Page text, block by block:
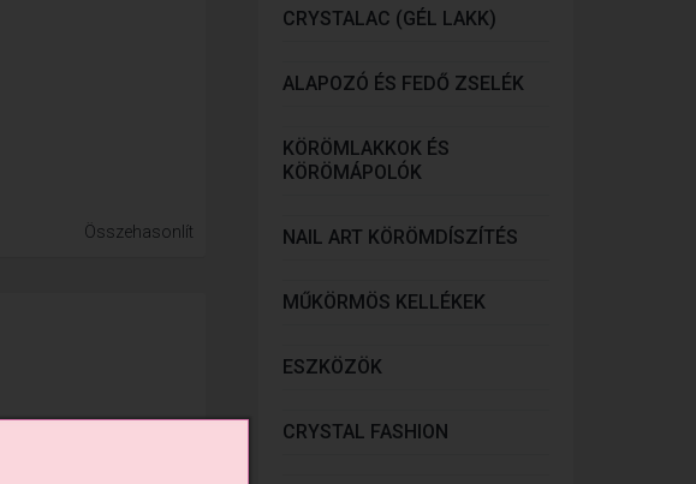
Összehasonlít
CRYSTALAC (GÉL LAKK)
ALAPOZÓ ÉS FEDŐ ZSELÉK
KÖRÖMLAKKOK ÉS
KÖRÖMÁPOLÓK
NAIL ART KÖRÖMDÍSZÍTÉS
MŰKÖRMÖS KELLÉKEK
ESZKÖZÖK
CRYSTAL FASHION